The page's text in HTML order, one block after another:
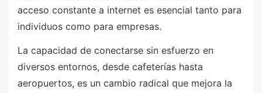
acceso constante a internet es esencial tanto para
individuos como para empresas.
La capacidad de conectarse sin esfuerzo en
diversos entornos, desde cafeterías hasta
aeropuertos, es un cambio radical que mejora la